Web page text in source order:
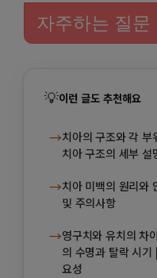
자주하는 질문
💡이런 글도 추천해요
→치아의 구조와 각
치아 구조의 세부
→치아 미백의 원리와
및 주의사항
→영구치와 유치의 차
의 수명과 탈락 시
요성